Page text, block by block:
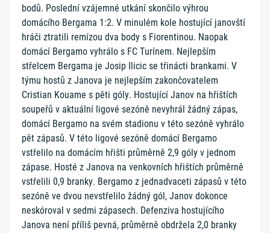
bodů. Poslední vzájemné utkání skončilo výhrou
domácího Bergama 1:2. V minulém kole hostující janovští
hráči ztratili remízou dva body s Fiorentinou. Naopak
domácí Bergamo vyhrálo s FC Turínem. Nejlepším
střelcem Bergama je Josip Ilicic se třinácti brankami. V
týmu hostů z Janova je nejlepším zakončovatelem
Cristian Kouame s pěti góly. Hostující Janov na hřištích
soupeřů v aktuální ligové sezóně nevyhrál žádný zápas,
domácí Bergamo na svém stadionu v této sezóně vyhrálo
pět zápasů. V této ligové sezóně domácí Bergamo
vstřelilo na domácím hřišti průměrně 2,9 góly v jednom
zápase. Hosté z Janova na venkovních hřištích průměrně
vstřelili 0,9 branky. Bergamo z jednadvaceti zápasů v této
sezóně ve dvou nevstřelilo žádný gól, Janov dokonce
neskóroval v sedmi zápasech. Defenziva hostujícího
Janova není příliš pevná, průměrně obdržela 2,0 branky